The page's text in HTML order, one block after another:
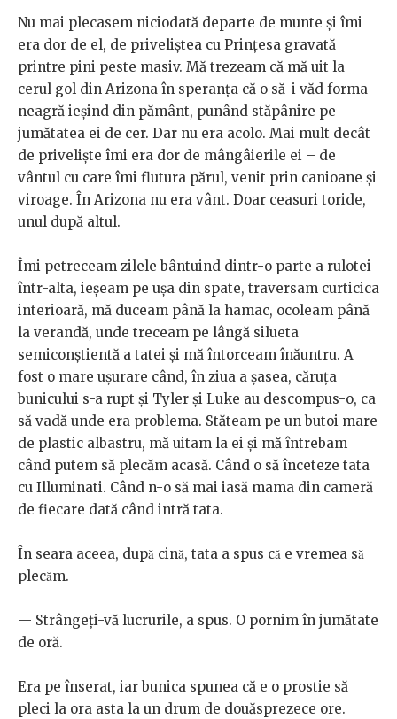
Nu mai plecasem niciodată departe de munte și îmi
era dor de el, de priveliștea cu Prințesa gravată
printre pini peste masiv. Mă trezeam că mă uit la
cerul gol din Arizona în speranța că o să-i văd forma
neagră ieșind din pământ, punând stăpânire pe
jumătatea ei de cer. Dar nu era acolo. Mai mult decât
de priveliște îmi era dor de mângâierile ei – de
vântul cu care îmi flutura părul, venit prin canioane și
viroage. În Arizona nu era vânt. Doar ceasuri toride,
unul după altul.
Îmi petreceam zilele bântuind dintr-o parte a rulotei
într-alta, ieșeam pe ușa din spate, traversam curticica
interioară, mă duceam până la hamac, ocoleam până
la verandă, unde treceam pe lângă silueta
semiconștientă a tatei și mă întorceam înăuntru. A
fost o mare ușurare când, în ziua a șasea, căruța
bunicului s-a rupt și Tyler și Luke au descompus-o, ca
să vadă unde era problema. Stăteam pe un butoi mare
de plastic albastru, mă uitam la ei și mă întrebam
când putem să plecăm acasă. Când o să înceteze tata
cu Illuminati. Când n-o să mai iasă mama din cameră
de fiecare dată când intră tata.
În seara aceea, după cină, tata a spus că e vremea să
plecăm.
— Strângeți-vă lucrurile, a spus. O pornim în jumătate
de oră.
Era pe înserat, iar bunica spunea că e o prostie să
pleci la ora asta la un drum de douăsprezece ore.